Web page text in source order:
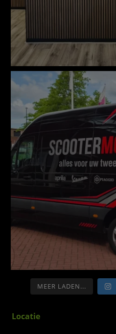
MEER LADEN...
Locatie